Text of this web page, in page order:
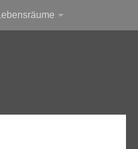
Lebensräume